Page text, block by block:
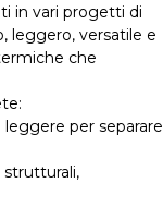
in vari progetti di
leggero, versatile e
che
per separare